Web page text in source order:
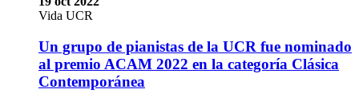
Vida UCR
Un grupo de pianistas de la UCR fue nominado
al premio ACAM 2022 en la categoría Clásica
Contemporánea